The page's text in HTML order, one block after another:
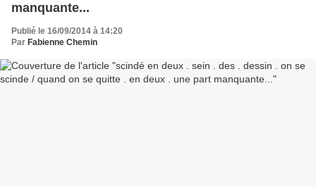
manquante...
Publié le 16/09/2014 à 14:20
Par Fabienne Chemin